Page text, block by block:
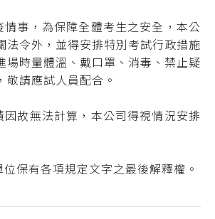
事，為保障全體考生之安全，本公
法令外，並得安排特別考試行政措施
場時量體溫、戴口罩、消毒、禁止疑
敬請應試人員配合。
故無法計算，本公司得視情況安排
保有各項規定文字之最後解釋權。